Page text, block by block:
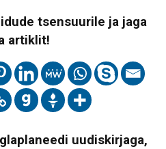
tsensuurile ja jaga
artiklit!
uudiskirjaga,